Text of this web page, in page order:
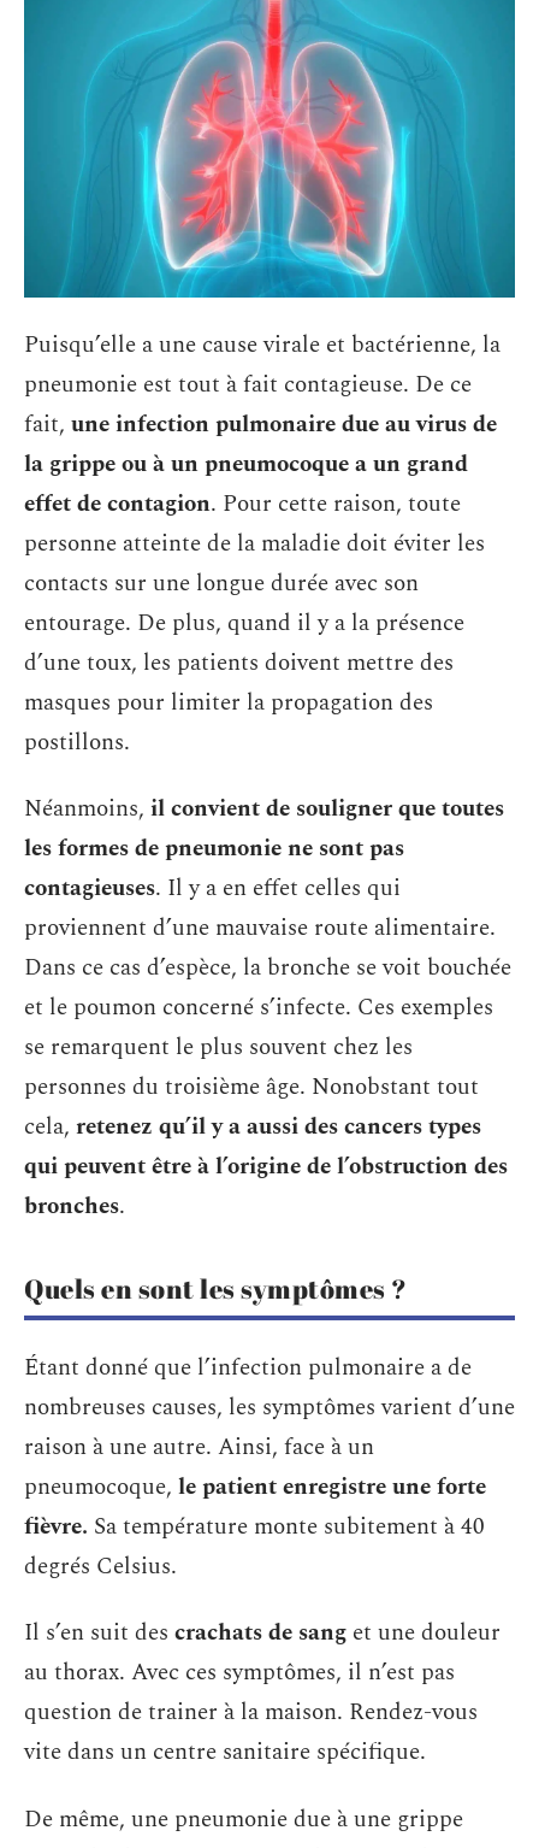
Puisqu’elle a une cause virale et bactérienne, la
pneumonie est tout à fait contagieuse. De ce
fait, une infection pulmonaire due au virus de
la grippe ou à un pneumocoque a un grand
effet de contagion. Pour cette raison, toute
personne atteinte de la maladie doit éviter les
contacts sur une longue durée avec son
entourage. De plus, quand il y a la présence
d’une toux, les patients doivent mettre des
masques pour limiter la propagation des
postillons.
Néanmoins, il convient de souligner que toutes
les formes de pneumonie ne sont pas
contagieuses. Il y a en effet celles qui
proviennent d’une mauvaise route alimentaire.
Dans ce cas d’espèce, la bronche se voit bouchée
et le poumon concerné s’infecte. Ces exemples
se remarquent le plus souvent chez les
personnes du troisième âge. Nonobstant tout
cela, retenez qu’il y a aussi des cancers types
qui peuvent être à l’origine de l’obstruction des
bronches.
Quels en sont les symptômes ?
Étant donné que l’infection pulmonaire a de
nombreuses causes, les symptômes varient d’une
raison à une autre. Ainsi, face à un
pneumocoque, le patient enregistre une forte
fièvre. Sa température monte subitement à 40
degrés Celsius.
Il s’en suit des crachats de sang et une douleur
au thorax. Avec ces symptômes, il n’est pas
question de trainer à la maison. Rendez-vous
vite dans un centre sanitaire spécifique.
De même, une pneumonie due à une grippe